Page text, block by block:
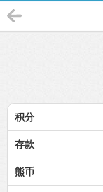
积分
存款
熊币